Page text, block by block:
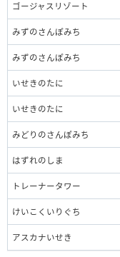
ゴージャスリゾート
みずのさんぽみち
みずのさんぽみち
いせきのたに
いせきのたに
みどりのさんぽみち
はずれのしま
トレーナータワー
けいこくいりぐち
アスカナいせき